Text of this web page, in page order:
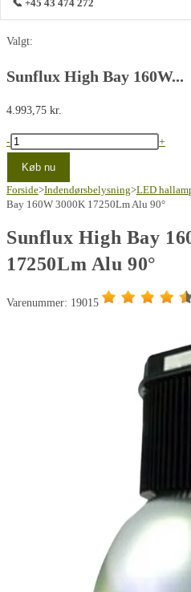
📞 +45 43 474 272
Valgt:
Sunflux High Bay 160W...
4.993,75 kr.
Sunflux
High
Bay
160W
17250Lm
Alu
antal
- +
Køb nu
Forside>Indendørsbelysning>LED
Bay 160W 3000K 17250Lm Alu 90°
Sunflux High Bay
17250Lm Alu 90°
Varenummer: 19015